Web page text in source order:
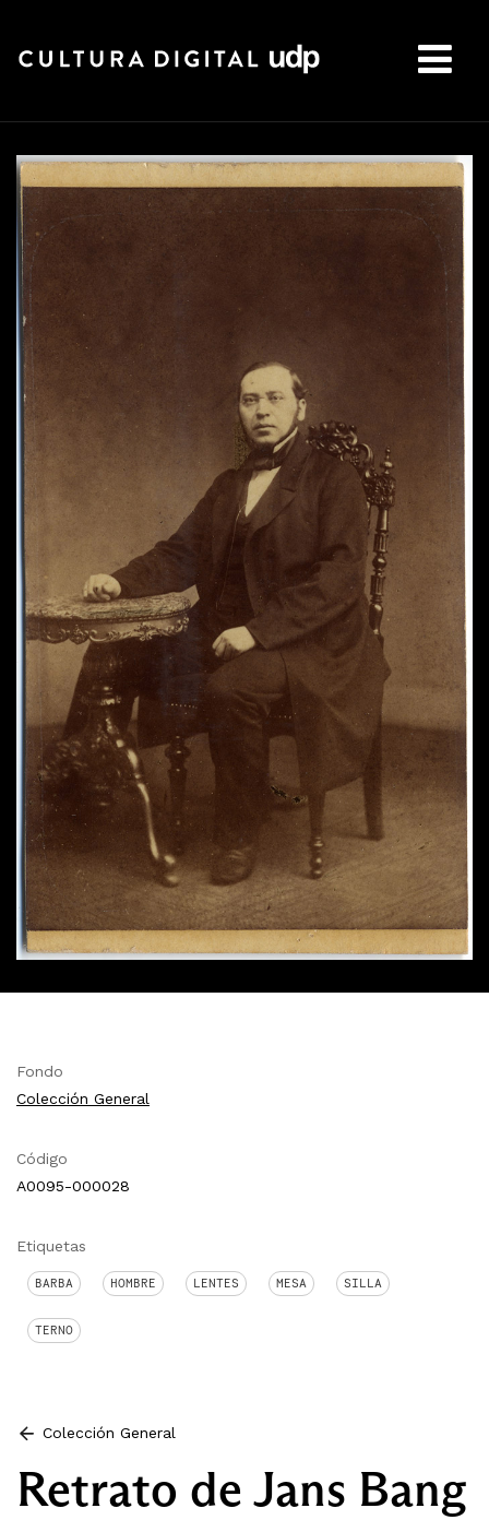
Fondo
Colección General
Código
A0095-000028
Etiquetas
BARBA HOMBRE LENTES MESA SILLA
TERNO
Colección General
Retrato de Jans Bang